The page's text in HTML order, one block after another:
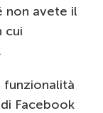
non avete il
cui
funzionalità
Facebook